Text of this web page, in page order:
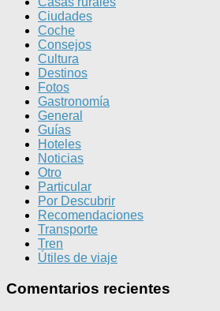
Ciudades
Coche
Consejos
Cultura
Destinos
Fotos
Gastronomía
General
Guías
Hoteles
Noticias
Otro
Particular
Por Descubrir
Recomendaciones
Transporte
Tren
Útiles de viaje
Comentarios recientes